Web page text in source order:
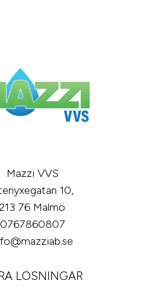
Mazzi VVS
10,
213 76 Malmö
0767860807
LÖSNINGAR